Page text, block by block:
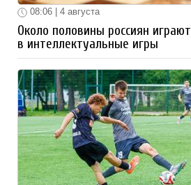
08:06 | 4 августа
Около половины россиян играют
в интеллектуальные игры